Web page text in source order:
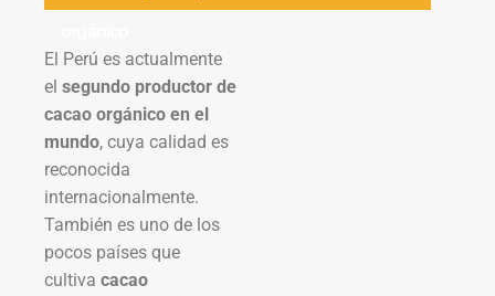
El Perú es actualmente
el segundo productor de
cacao orgánico en el
mundo, cuya calidad es
reconocida
internacionalmente.
También es uno de los
pocos países que
cultiva cacao